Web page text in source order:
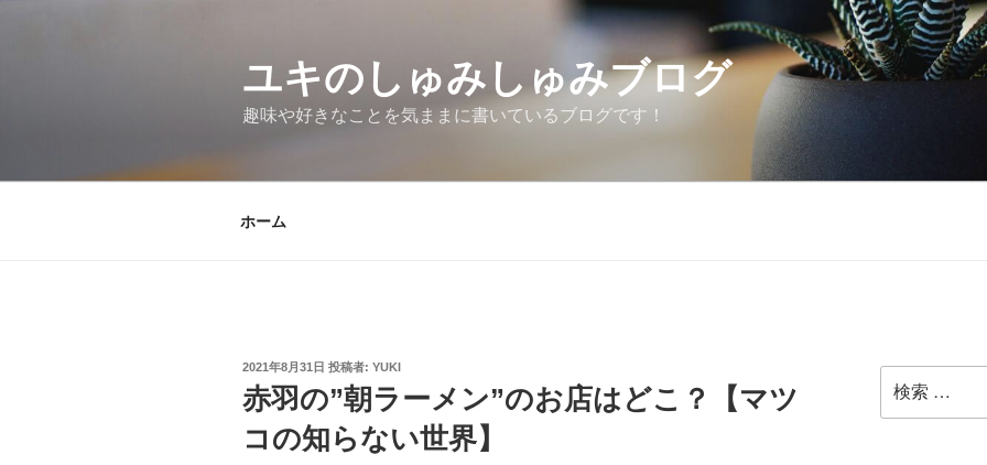
ユキのしゅみしゅみブログ
趣味や好きなことを気ままに書いているブログです！
ホーム
投
日:
2021年8月31日 投稿者: YUKI
赤羽の”朝ラーメン”のお店はどこ？【マツ
コの知らない世界】
索: